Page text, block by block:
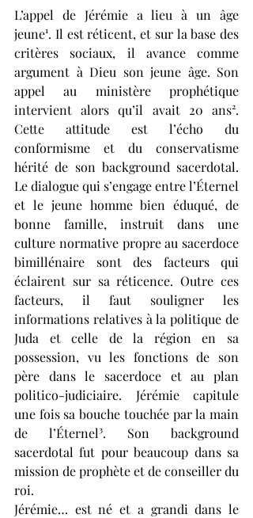
L’appel de Jérémie a lieu à un âge
jeune¹. Il est réticent, et sur la base des
critères sociaux, il avance comme
argument à Dieu son jeune âge. Son
appel au ministère prophétique
intervient alors qu’il avait 20 ans².
Cette attitude est l’écho du
conformisme et du conservatisme
hérité de son background sacerdotal.
Le dialogue qui s’engage entre l’Éternel
et le jeune homme bien éduqué, de
bonne famille, instruit dans une
culture normative propre au sacerdoce
bimillénaire sont des facteurs qui
éclairent sur sa réticence. Outre ces
facteurs, il faut souligner les
informations relatives à la politique de
Juda et celle de la région en sa
possession, vu les fonctions de son
père dans le sacerdoce et au plan
politico-judiciaire. Jérémie capitule
une fois sa bouche touchée par la main
de l’Éternel³. Son background
sacerdotal fut pour beaucoup dans sa
mission de prophète et de conseiller du
roi.
Jérémie… est né et a grandi dans le